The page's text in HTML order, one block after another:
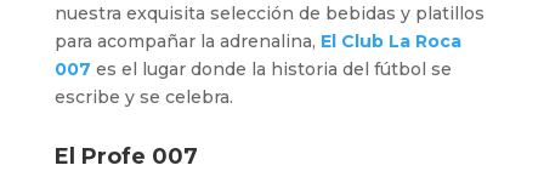
nuestra exquisita selección de bebidas y platillos
para acompañar la adrenalina, El Club La Roca
007 es el lugar donde la historia del fútbol se
escribe y se celebra.
El Profe 007